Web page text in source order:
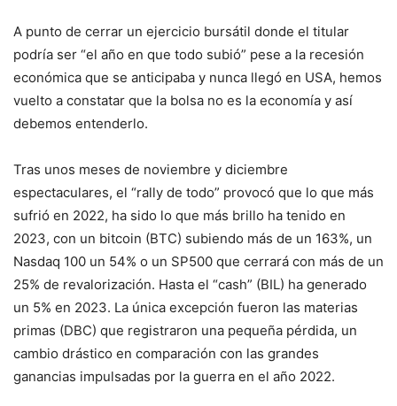
A punto de cerrar un ejercicio bursátil donde el titular
podría ser “el año en que todo subió” pese a la recesión
económica que se anticipaba y nunca llegó en USA, hemos
vuelto a constatar que la bolsa no es la economía y así
debemos entenderlo.
Tras unos meses de noviembre y diciembre
espectaculares, el “rally de todo” provocó que lo que más
sufrió en 2022, ha sido lo que más brillo ha tenido en
2023, con un bitcoin (BTC) subiendo más de un 163%, un
Nasdaq 100 un 54% o un SP500 que cerrará con más de un
25% de revalorización. Hasta el “cash” (BIL) ha generado
un 5% en 2023. La única excepción fueron las materias
primas (DBC) que registraron una pequeña pérdida, un
cambio drástico en comparación con las grandes
ganancias impulsadas por la guerra en el año 2022.